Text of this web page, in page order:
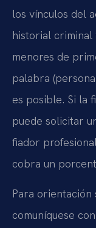
los vínculos del
historial criminal
menores de
palabra
es posible. Si la
puede solicitar
fiador
cobra un
Para orientación
comuníquese